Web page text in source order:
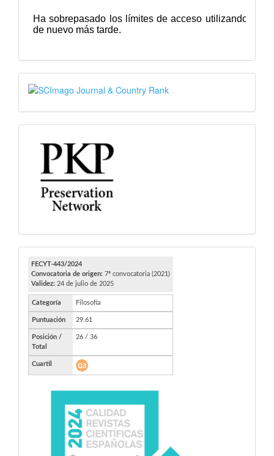
SJR
PKP
FECYT